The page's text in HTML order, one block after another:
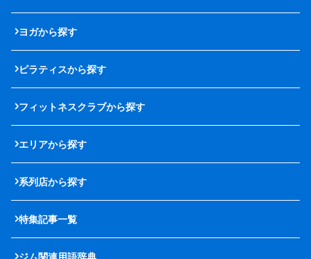
ヨガから探す
ピラティスから探す
フィットネスクラブから探す
エリアから探す
系列店から探す
特集記事一覧
ジム関連用語辞典